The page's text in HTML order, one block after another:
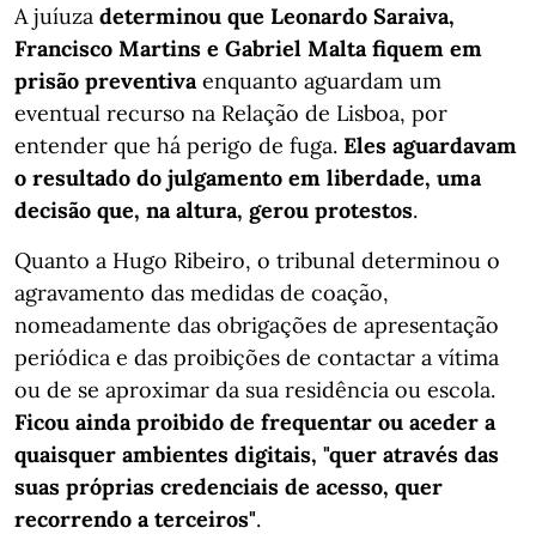
A juíuza determinou que Leonardo Saraiva,
Francisco Martins e Gabriel Malta fiquem em
prisão preventiva enquanto aguardam um
eventual recurso na Relação de Lisboa, por
entender que há perigo de fuga. Eles aguardavam
o resultado do julgamento em liberdade, uma
decisão que, na altura, gerou protestos.
Quanto a Hugo Ribeiro, o tribunal determinou o
agravamento das medidas de coação,
nomeadamente das obrigações de apresentação
periódica e das proibições de contactar a vítima
ou de se aproximar da sua residência ou escola.
Ficou ainda proibido de frequentar ou aceder a
quaisquer ambientes digitais, "quer através das
suas próprias credenciais de acesso, quer
recorrendo a terceiros".